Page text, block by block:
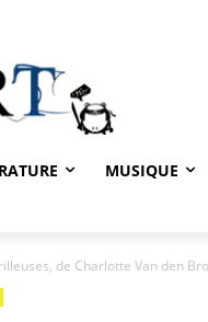
MUSIQUE
de Charlotte Van den